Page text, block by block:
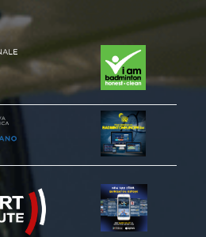
EVENTI
D'ORO CAMPIONATI ITALIANI
A SQUADRE
INTERNAZIONALI
NAZIONALI